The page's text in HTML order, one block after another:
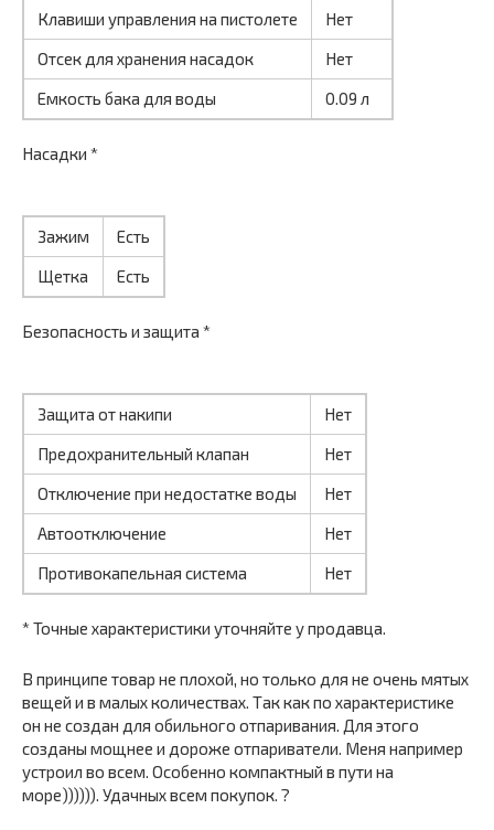
Клавиши управления на пистолете
Нет
Отсек для хранения насадок
Нет
Емкость бака для воды
0.09 л
Насадки *
Зажим
Есть
Щетка
Есть
Безопасность и защита *
Защита от накипи
Нет
Предохранительный клапан
Нет
Отключение при недостатке воды
Нет
Автоотключение
Нет
Противокапельная система
Нет
* Точные характеристики уточняйте у продавца.
В принципе товар не плохой, но только для не очень мятых
вещей и в малых количествах. Так как по характеристике
он не создан для обильного отпаривания. Для этого
созданы мощнее и дороже отпариватели. Меня например
устроил во всем. Особенно компактный в пути на
море)))))). Удачных всем покупок. ?